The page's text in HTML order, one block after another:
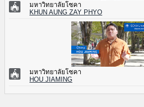
มหาวิทยาลัยโซคา
KHUN AUNG ZAY PHYO
มหาวิทยาลัยโซคา
HOU JIAMING